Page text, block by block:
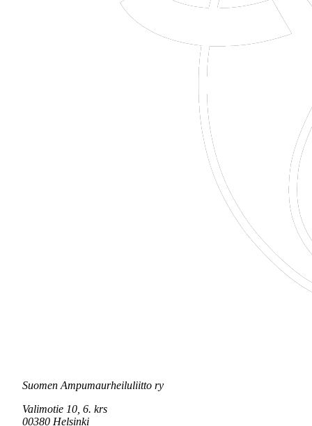
Suomen Ampumaurheiluliitto ry
Valimotie 10, 6. krs
00380 Helsinki